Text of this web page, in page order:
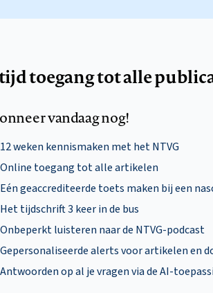
toegang tot alle
vandaag nog!
12 weken kennismaken met het NTVG
Online toegang tot alle artikelen
Eén geaccrediteerde toets maken bij een
Het tijdschrift 3 keer in de bus
Onbeperkt luisteren naar de NTVG-podcast
Gepersonaliseerde alerts voor artikelen en
Antwoorden op al je vragen via de AI-